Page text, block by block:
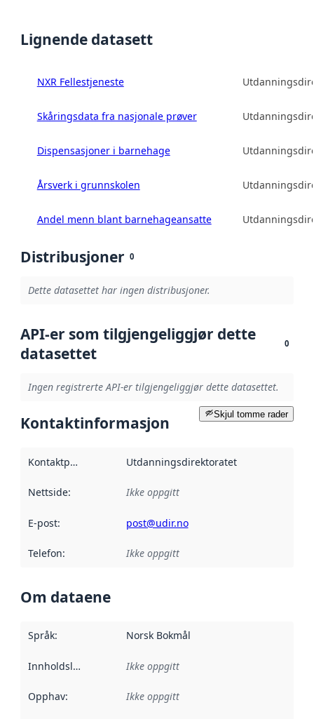
Lignende datasett
NXR Fellestjeneste
Skåringsdata fra nasjonale prøver
Dispensasjoner i barnehage
Årsverk i grunnskolen
Andel menn blant barnehageansatte
Distribusjoner 0
Dette datasettet har ingen distribusjoner.
API-er som tilgjengeliggjør dette
datasettet
0
Ingen registrerte API-er tilgjengeliggjør dette datasettet.
Skjul tomme rader
Kontaktinformasjon
Kontaktpunkt Utdanningsdirektoratet
Nettside: Ikke oppgitt
E-post: post@udir.no
Telefon: Ikke oppgitt
Om dataene
Språk: Norsk Bokmål
Innholdsleverandører :
Ikke oppgitt
Opphav: Ikke oppgitt